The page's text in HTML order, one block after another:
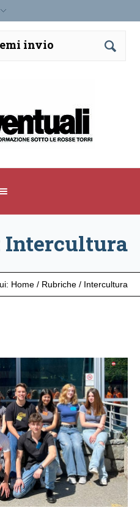
Intercultura
Home / Rubriche / Intercultura